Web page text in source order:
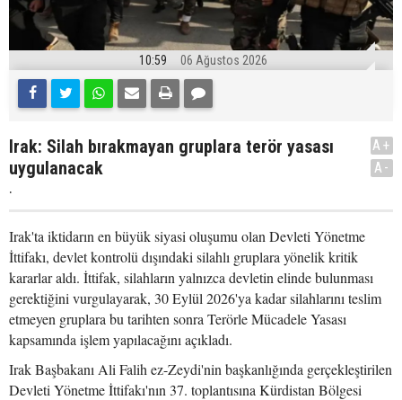
10:59 06 Ağustos 2026
Irak: Silah bırakmayan gruplara terör yasası
uygulanacak
.
A+
A-
Irak'ta iktidarın en büyük siyasi oluşumu olan Devleti Yönetme
İttifakı, devlet kontrolü dışındaki silahlı gruplara yönelik kritik
kararlar aldı. İttifak, silahların yalnızca devletin elinde bulunması
gerektiğini vurgulayarak, 30 Eylül 2026'ya kadar silahlarını teslim
etmeyen gruplara bu tarihten sonra Terörle Mücadele Yasası
kapsamında işlem yapılacağını açıkladı.
Irak Başbakanı Ali Falih ez-Zeydi'nin başkanlığında gerçekleştirilen
Devleti Yönetme İttifakı'nın 37. toplantısına Kürdistan Bölgesi